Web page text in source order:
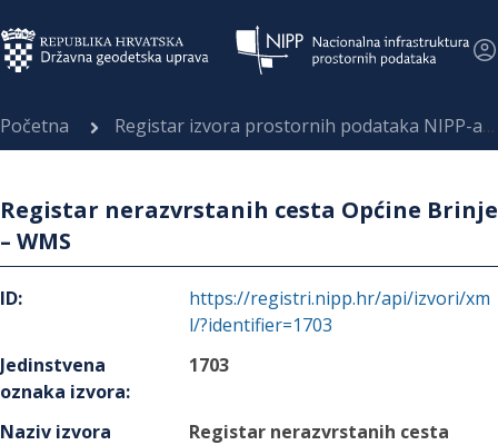
Početna Registar izvora prostornih podataka NIPP-a
Registar nerazvrstanih cesta Općine Brinje
– WMS
ID:
https://registri.nipp.hr/api/izvori/xm
l/?identifier=1703
Jedinstvena
oznaka izvora:
1703
Naziv izvora
Registar nerazvrstanih cesta